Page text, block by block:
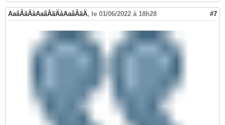
AaâÂäÄàAaâÂäÄàAaâÂäÄ, le 01/06/2022 à 18h28 #7